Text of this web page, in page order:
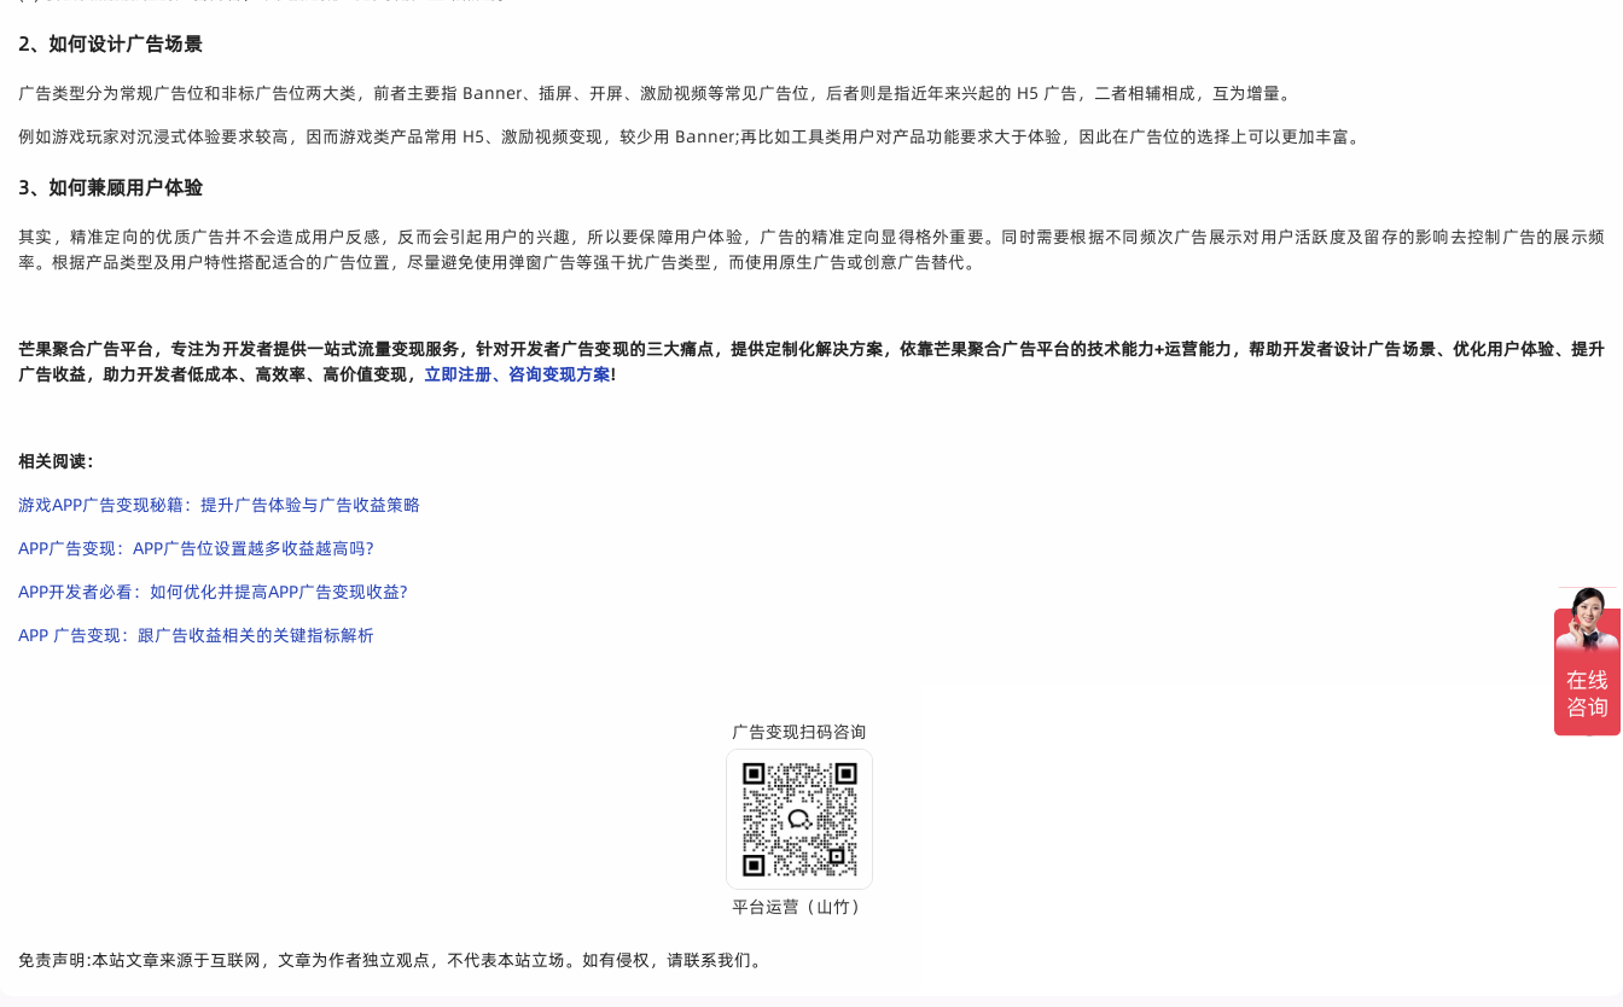
2、如何设计广告场景
广告类型分为常规广告位和非标广告位两大类，前者主要指 Banner、插屏、开屏、激励视频等常见广告位，后者则是指近年来兴起的 H5 广告，二者相辅相成，互为增量。
例如游戏玩家对沉浸式体验要求较高，因而游戏类产品常用 H5、激励视频变现，较少用 Banner;再比如工具类用户对产品功能要求大于体验，因此在广告位的选择上可以更加丰富。
3、如何兼顾用户体验
其实，精准定向的优质广告并不会造成用户反感，反而会引起用户的兴趣，所以要保障用户体验，广告的精准定向显得格外重要。同时需要根据不同频次广告展示对用户活跃度及留存的影响去控制广告的展示频
率。根据产品类型及用户特性搭配适合的广告位置，尽量避免使用弹窗广告等强干扰广告类型，而使用原生广告或创意广告替代。
芒果聚合广告平台，专注为开发者提供一站式流量变现服务，针对开发者广告变现的三大痛点，提供定制化解决方案，依靠芒果聚合广告平台的技术能力+运营能力，帮助开发者设计广告场景、优化用户体验、提升
广告收益，助力开发者低成本、高效率、高价值变现， 立即注册、咨询变现方案!
相关阅读：
游戏APP广告变现秘籍：提升广告体验与广告收益策略
APP广告变现：APP广告位设置越多收益越高吗?
APP开发者必看：如何优化并提高APP广告变现收益?
APP 广告变现：跟广告收益相关的关键指标解析
广告变现扫码咨询
平台运营（山竹）
免责声明:本站文章来源于互联网，文章为作者独立观点，不代表本站立场。如有侵权，请联系我们。